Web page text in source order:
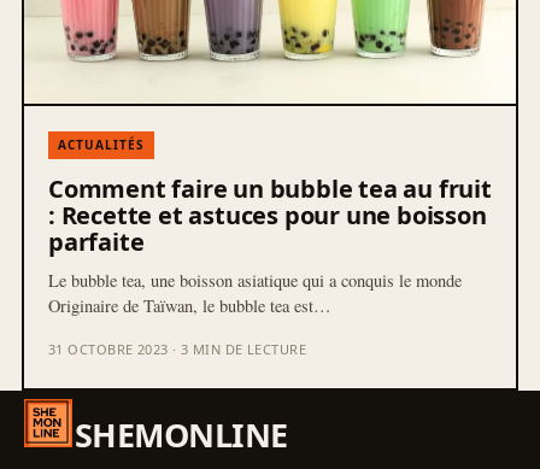
ACTUALITÉS
Comment faire un bubble tea au fruit
: Recette et astuces pour une boisson
parfaite
Le bubble tea, une boisson asiatique qui a conquis le monde
Originaire de Taïwan, le bubble tea est…
31 OCTOBRE 2023 · 3 MIN DE LECTURE
SHEMONLINE